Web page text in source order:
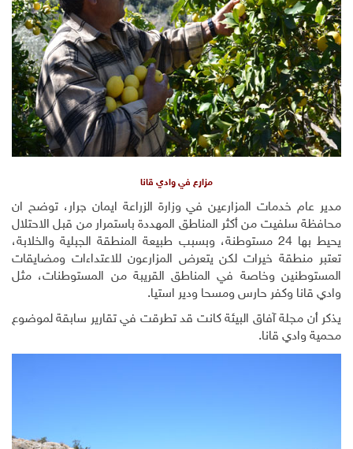
مزارع في وادي قانا
مدير عام خدمات المزارعين في وزارة الزراعة ايمان جرار، توضح ان
محافظة سلفيت من أكثر المناطق المهددة باستمرار من قبل الاحتلال
يحيط بها 24 مستوطنة، وبسبب طبيعة المنطقة الجبلية والخلابة،
تعتبر منطقة خيرات لكن يتعرض المزارعون للاعتداءات ومضايقات
المستوطنين وخاصة في المناطق القريبة من المستوطنات، مثل
وادي قانا وكفر حارس ومسحا ودير استيا.
يذكر أن مجلة آفاق البيئة كانت قد تطرقت في تقارير سابقة لموضوع
محمية وادي قانا.